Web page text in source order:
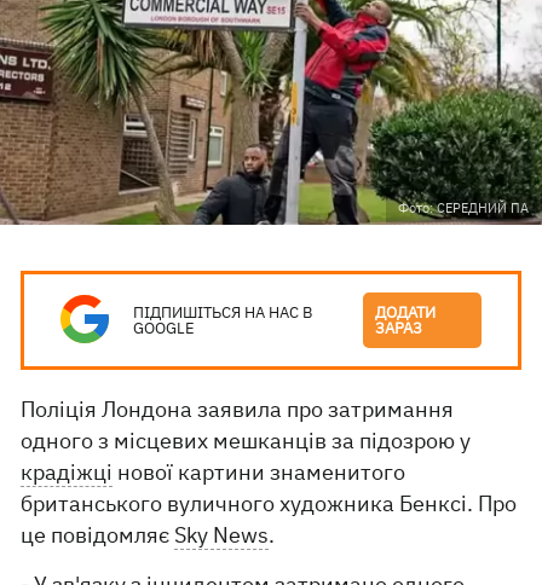
Фото: СЕРЕДНИЙ ПА
ПІДПИШІТЬСЯ НА НАС В
GOOGLE
ДОДАТИ
ЗАРАЗ
Поліція Лондона заявила про затримання
одного з місцевих мешканців за підозрою у
крадіжці нової картини знаменитого
британського вуличного художника Бенксі. Про
це повідомляє Sky News.